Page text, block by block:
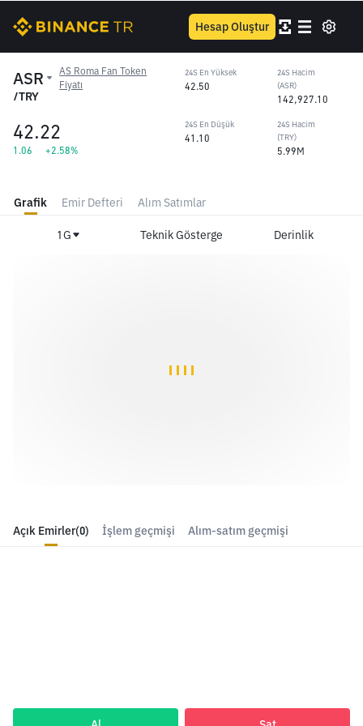
Hesap Oluştur
ASR
AS Roma Fan Token
Fiyatı
/TRY
42.22
1.06 +2.58%
24S En Yüksek
42.50
24S En Düşük
41.10
24S Hacim
(ASR)
142,927.10
24S Hacim
(TRY)
5.99M
Açık Emirler(0) İşlem geçmişi Alım-satım geçmişi
Grafik Emir Defteri Alım Satımlar
1G Teknik Gösterge Derinlik